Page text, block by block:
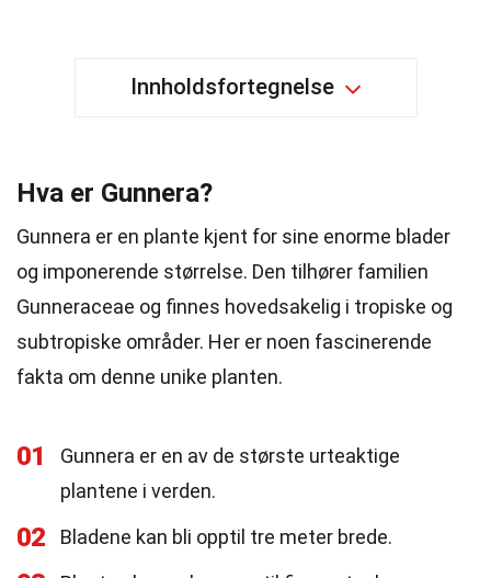
Innholdsfortegnelse
Hva er Gunnera?
Gunnera er en plante kjent for sine enorme blader
og imponerende størrelse. Den tilhører familien
Gunneraceae og finnes hovedsakelig i tropiske og
subtropiske områder. Her er noen fascinerende
fakta om denne unike planten.
01
Gunnera er en av de største urteaktige
plantene i verden.
02 Bladene kan bli opptil tre meter brede.